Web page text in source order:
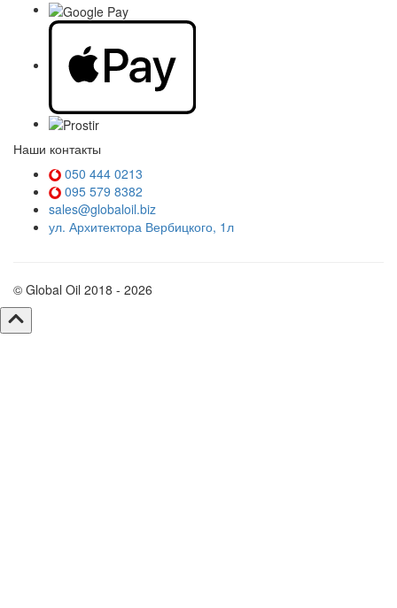
Наши контакты
050 444 0213
095 579 8382
sales@globaloil.biz
ул. Архитектора Вербицкого, 1л
© Global Oil 2018 - 2026